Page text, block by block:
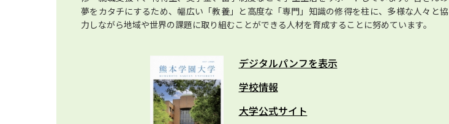
夢をカタチにするため、幅広い「教養」と高度な「専門」知識の修得を柱に、多様な人々と協
力しながら地域や世界の課題に取り組むことができる人材を育成することに努めています。
デジタルパンフを表示
学校情報
大学公式サイト